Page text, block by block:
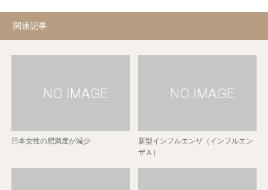
関連記事
日本女性の肥満度が減少
新型インフルエンザ（インフルエン
ザＡ）